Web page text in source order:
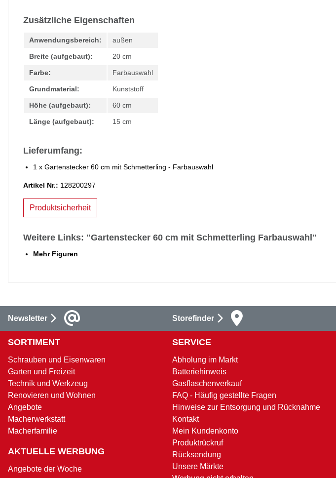
Zusätzliche Eigenschaften
Anwendungsbereich: außen
Breite (aufgebaut): 20 cm
Farbe: Farbauswahl
Grundmaterial: Kunststoff
Höhe (aufgebaut): 60 cm
Länge (aufgebaut): 15 cm
Lieferumfang:
1 x Gartenstecker 60 cm mit Schmetterling - Farbauswahl
Artikel Nr.: 128200297
Produktsicherheit
Weitere Links: "Gartenstecker 60 cm mit Schmetterling Farbauswahl"
Mehr Figuren
Newsletter Storefinder
SORTIMENT
Schrauben und Eisenwaren
Garten und Freizeit
Technik und Werkzeug
Renovieren und Wohnen
Angebote
Macherwerkstatt
Macherfamilie
AKTUELLE WERBUNG
Angebote der Woche
SERVICE
Abholung im Markt
Batteriehinweis
Gasflaschenverkauf
FAQ - Häufig gestellte Fragen
Hinweise zur Entsorgung und Rücknahme
Kontakt
Mein Kundenkonto
Produktrückruf
Rücksendung
Unsere Märkte